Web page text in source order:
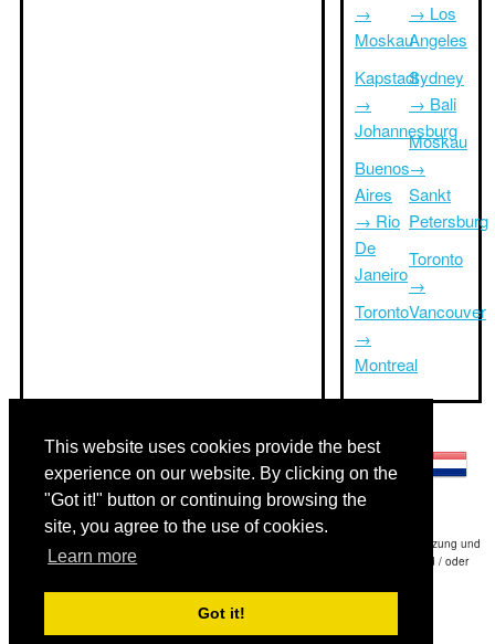
This website uses cookies provide the best
experience on our website. By clicking on the
"Got it!" button or continuing browsing the
site, you agree to the use of cookies.
Learn more
Got it!
→
Moskau
Kapstadt
→
Johannesburg
Buenos
Aires
→ Rio
De
Janeiro
Toronto
→
Montreal
→ Los
Angeles
Sydney
→ Bali
Moskau
→
Sankt
Petersburg
Toronto
→
Vancouver
Haftungsausschluss: Die Informationen auf dieser Website ist unsere beste Schätzung und
für nur Ihre Referenz.Triptimeto.com haftet nicht für jede Reise Verzögerung und / oder